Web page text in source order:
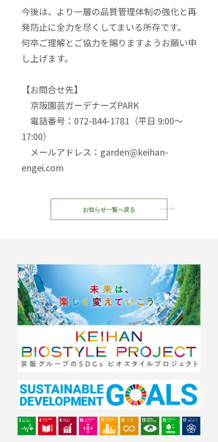
今後は、より一層の品質管理体制の強化と再
発防止に全力を尽くしてまいる所存です。
何卒ご理解とご協力を賜りますようお願い申
し上げます。
【お問合せ先】
京阪園芸ガーデナーズPARK
電話番号：072-844-1781（平日 9:00～
17:00）
メールアドレス：garden@keihan-
engei.com
お知らせ一覧へ戻る